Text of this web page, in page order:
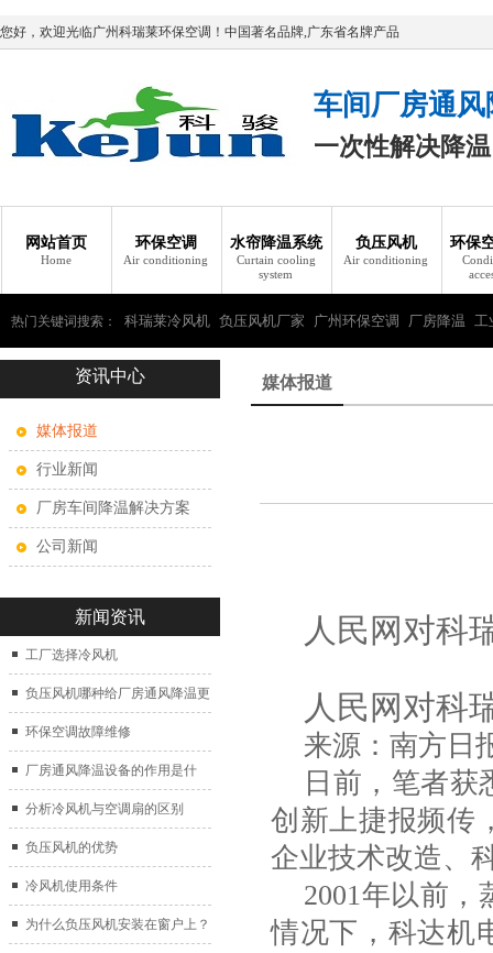
您好，欢迎光临广州科瑞莱环保空调！中国著名品牌,广东省名牌产品
车间厂房通
一次性解决降
网站首页
Home
环保空调
Air conditioning
水帘降温系统
Curtain cooling
system
负压风机
Air conditioning
环保
热门关键词搜索： 科瑞莱冷风机 负压风机厂家 广州环保空调 厂房降温 工
瑞莱环保空调资讯中心
媒体报道
行业新闻
厂房车间降温解决方案
公司新闻
新闻资讯
工厂选择冷风机
负压风机哪种给厂房通风降温更
好？
环保空调故障维修
厂房通风降温设备的作用是什
么？
分析冷风机与空调扇的区别
负压风机的优势
冷风机使用条件
为什么负压风机安装在窗户上？
媒体报道
人民网对科
人民网对科
来源：南方日
日前，笔者获
创新上捷报频传
企业技术改造、
2001年以前
情况下，科达机